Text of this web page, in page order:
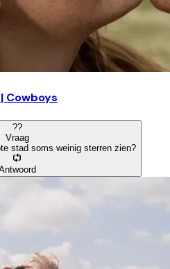
Cowboys
??
Vraag
stad soms weinig sterren zien?